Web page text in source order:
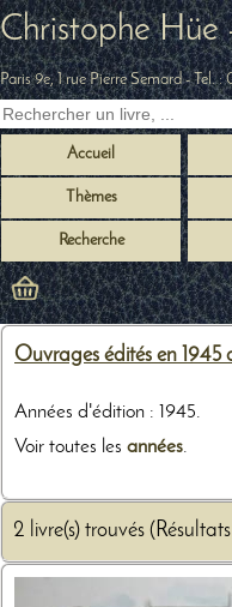
Christophe Hüe
Paris 9e, 1 rue Pierre Semard- Tel. :
Accueil
Thèmes
Recherche
Ouvrages édités en 1945
Années d'édition : 1945.
Voir toutes les années.
2 livre(s) trouvés